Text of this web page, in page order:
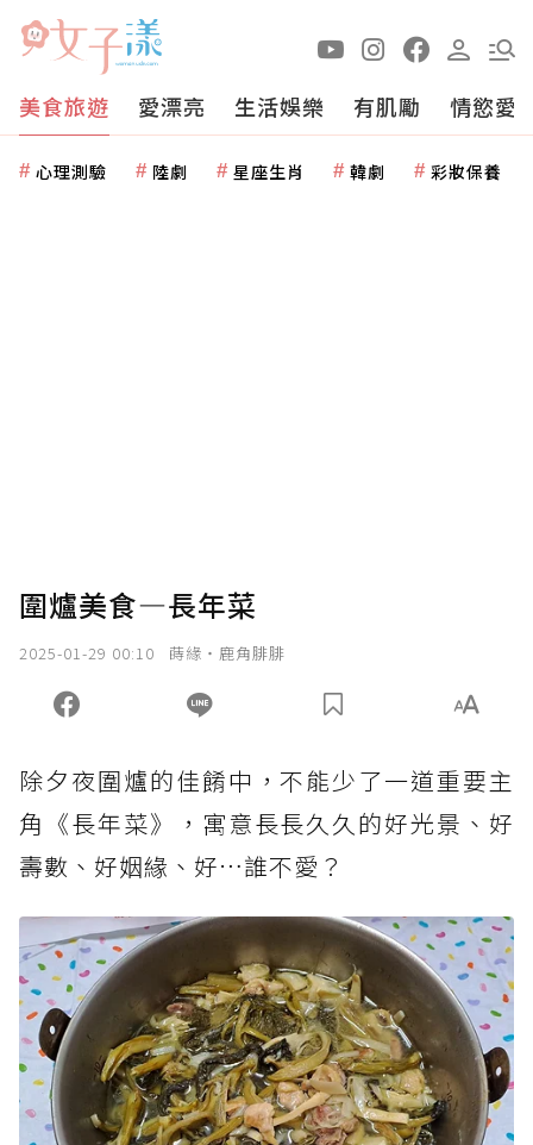
美食旅遊 愛漂亮 生活娛樂 有肌勵 情慾愛
心理測驗 陸劇 星座生肖 韓劇 彩妝保養
圍爐美食—長年菜
2025-01-29 00:10 蒔緣‧鹿角腓腓
除夕夜圍爐的佳餚中，不能少了一道重要主
角《長年菜》，寓意長長久久的好光景、好
壽數、好姻緣、好…誰不愛？